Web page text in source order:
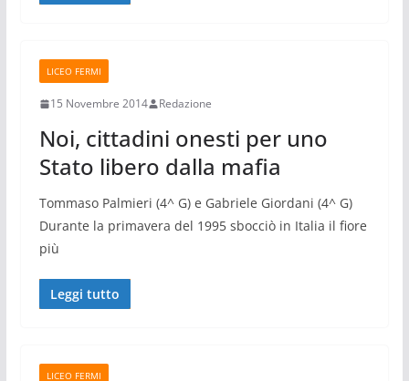
LICEO FERMI
15 Novembre 2014 Redazione
Noi, cittadini onesti per uno
Stato libero dalla mafia
Tommaso Palmieri (4^ G) e Gabriele Giordani (4^ G)
Durante la primavera del 1995 sbocciò in Italia il fiore
più
Leggi tutto
LICEO FERMI